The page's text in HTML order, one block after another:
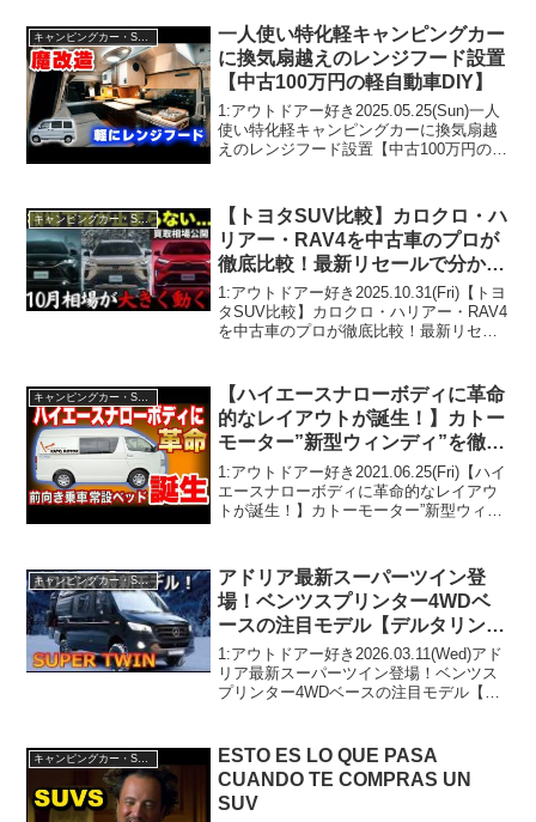
一人使い特化軽キャンピングカー
に換気扇越えのレンジフード設置
【中古100万円の軽自動車DIY】
1:アウトドアー好き2025.05.25(Sun)一人
使い特化軽キャンピングカーに換気扇越
えのレンジフード設置【中古100万円の軽
2025.05.25(Sun)この動...
キャンピングカー・SUV人気車種
【トヨタSUV比較】カロクロ・ハ
リアー・RAV4を中古車のプロが
徹底比較！最新リセールで分かっ
た“損しないSUV”の買い方を解
説！
1:アウトドアー好き2025.10.31(Fri)【トヨ
タSUV比較】カロクロ・ハリアー・RAV4
を中古車のプロが徹底比較！最新リセー
いで！！2:アウトドアー好き...
キャンピングカー・SUV人気車種
【ハイエースナローボディに革命
的なレイアウトが誕生！】カトー
モーター”新型ウィンディ”を徹底
解説
1:アウトドアー好き2021.06.25(Fri)【ハイ
エースナローボディに革命的なレイアウ
トが誕生！】カトーモーター”新型ウィン
き2021.06.25(Fri)この...
キャンピングカー・SUV人気車種
アドリア最新スーパーツイン登
場！ベンツスプリンター4WDベ
ースの注目モデル【デルタリン
ク】
1:アウトドアー好き2026.03.11(Wed)アド
リア最新スーパーツイン登場！ベンツス
プリンター4WDベースの注目モデル【デ
2026.03.11(Wed)この動画は...
キャンピングカー・SUV人気車種
ESTO ES LO QUE PASA
CUANDO TE COMPRAS UN
SUV